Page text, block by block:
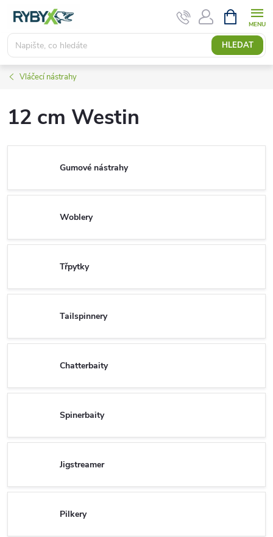
obsah
HLEDAT
NÁKUPNÍ
KOŠÍK
Vláčecí nástrahy
12 cm Westin
Gumové nástrahy
Woblery
Třpytky
Tailspinnery
Chatterbaity
Spinerbaity
Jigstreamer
Pilkery